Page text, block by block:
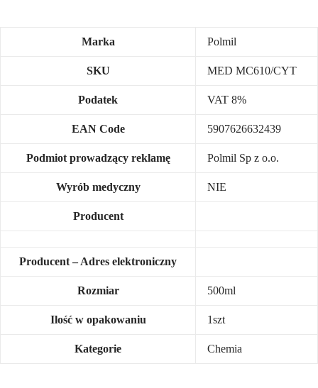
Marka Polmil
SKU MED MC610/CYT
Podatek VAT 8%
EAN Code 5907626632439
Podmiot prowadzący reklamę Polmil Sp z o.o.
Wyrób medyczny NIE
Producent
Producent – Adres elektroniczny
Rozmiar 500ml
Ilość w opakowaniu 1szt
Kategorie Chemia